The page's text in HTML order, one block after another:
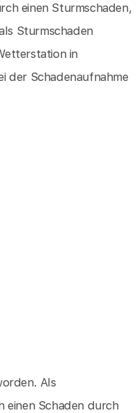
einen Sturmschaden,
Sturmschaden
in
der Schadenaufnahme
Als
einen Schaden durch